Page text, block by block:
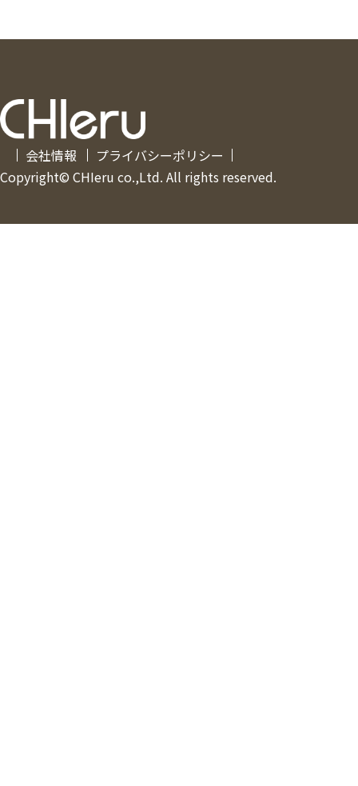
会社情報
プライバシーポリシー
Copyright© CHIeru co.,Ltd. All rights reserved.